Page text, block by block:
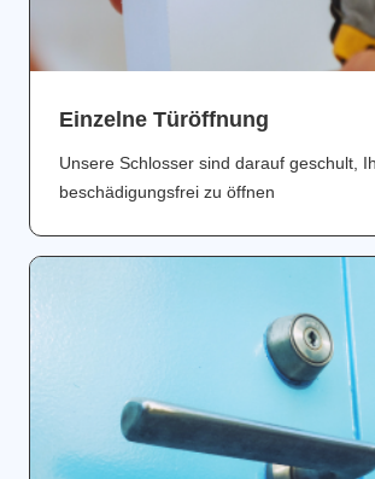
Einzelne Türöffnung
Unsere Schlosser sind darauf geschult,
beschädigungsfrei zu öffnen